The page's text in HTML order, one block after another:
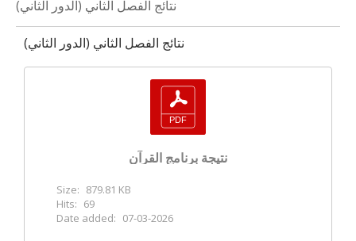
نتائج الفصل الثاني (الدور الثاني)
نتائج الفصل الثاني (الدور الثاني)
نتيجة برنامج القرآن
Size: 879.81 KB
Hits: 69
Date added: 07-03-2026